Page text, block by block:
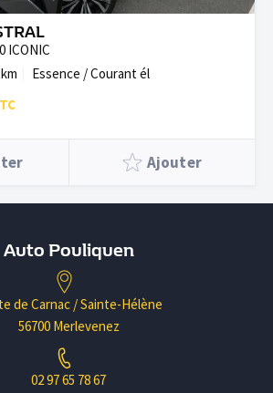
ICONIC
Essence / Courant él
Ajouter
Auto Pouliquen
de Carnac / Sainte-Hélène
56700 Merlevenez
02 97 65 78 67